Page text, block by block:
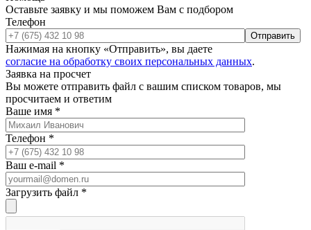
Оставьте заявку и мы поможем Вам с подбором
Телефон
Отправить
Нажимая на кнопку «Отправить», вы даете
согласие на обработку своих персональных данных.
Заявка на просчет
Вы можете отправить файл с вашим списком товаров, мы
просчитаем и ответим
Ваше имя *
Телефон *
Ваш e-mail *
Загрузить файл *